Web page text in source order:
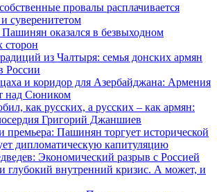
провалы расплачивается
суверенитетом
оказался в безвыходном
сторон
из Чалтыря: семья донских армян
России
и коридор для Азербайджана: Армения
над Сюником
как русских, а русских – как армян:
Григорий Джаншиев
премьера: Пашинян торгует исторической
дипломатическую капитуляцию
Экономический разрыв с Россией
глубокий внутренний кризис. А может, и